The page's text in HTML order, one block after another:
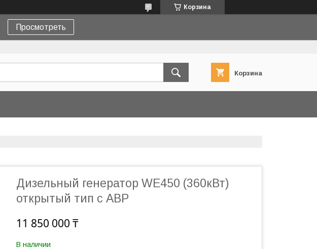
Корзина
Просмотреть
Корзина
Дизельный генератор WE450 (360кВт)
открытый тип с АВР
11 850 000 ₸
В наличии